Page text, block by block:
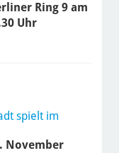
Ring 9 am
Uhr
spielt im
November